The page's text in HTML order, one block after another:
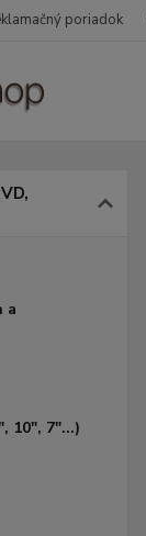
poriadok
a
10", 7"...)